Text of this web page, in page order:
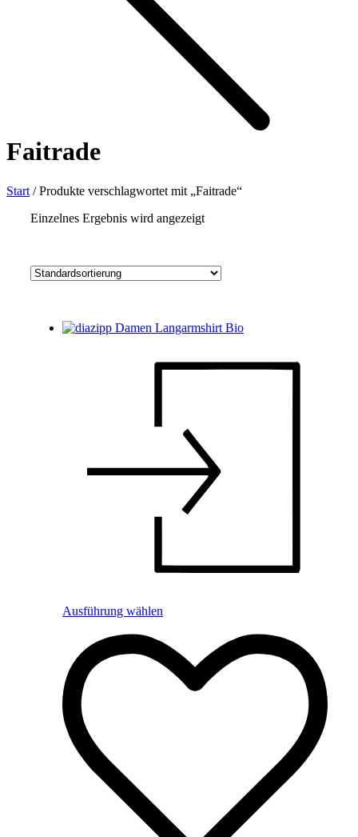
Faitrade
Start /Produkte verschlagwortet mit „Faitrade“
Einzelnes Ergebnis wird angezeigt
Ausführung wählen